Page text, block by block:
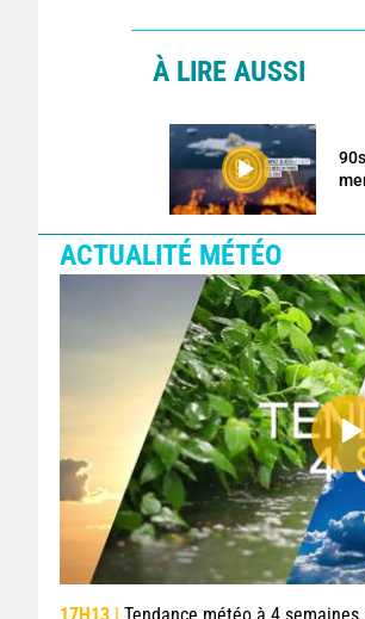
À LIRE AUSSI
ACTUALITÉ MÉTÉO
17H13 | Tendance météo à 4 semaines :